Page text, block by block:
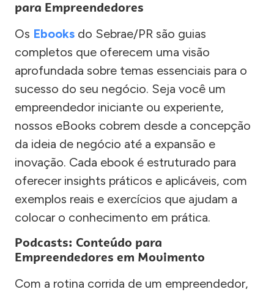
para Empreendedores
Os Ebooks do Sebrae/PR são guias
completos que oferecem uma visão
aprofundada sobre temas essenciais para o
sucesso do seu negócio. Seja você um
empreendedor iniciante ou experiente,
nossos eBooks cobrem desde a concepção
da ideia de negócio até a expansão e
inovação. Cada ebook é estruturado para
oferecer insights práticos e aplicáveis, com
exemplos reais e exercícios que ajudam a
colocar o conhecimento em prática.
Podcasts: Conteúdo para
Empreendedores em Movimento
Com a rotina corrida de um empreendedor,